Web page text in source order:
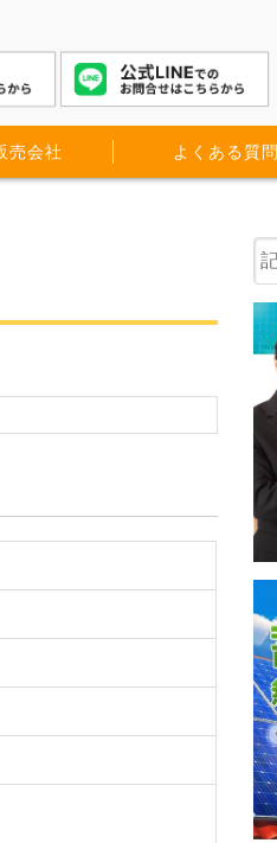
売会社 よくある質問